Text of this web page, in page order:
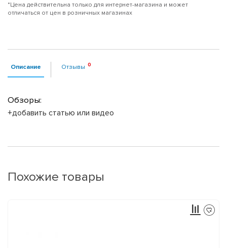
*Цена действительна только для интернет-магазина и может
отличаться от цен в розничных магазинах
Описание Отзывы
Обзоры:
+добавить статью или видео
Похожие товары